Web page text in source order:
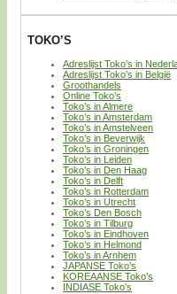
TOKO’S
Adreslijst Toko’s in
Adreslijst Toko’s in België
Groothandels
Online Toko’s
Toko’s in Almere
Toko’s in Amsterdam
Toko’s in Amstelveen
Toko’s in Beverwijk
Toko’s in Groningen
Toko’s in Leiden
Toko’s in Den Haag
Toko’s in Delft
Toko’s in Rotterdam
Toko’s in Utrecht
Toko’s Den Bosch
Toko’s in Tilburg
Toko’s in Eindhoven
Toko’s in Helmond
Toko’s in Arnhem
JAPANSE Toko’s
KOREAANSE Toko’s
INDIASE Toko’s